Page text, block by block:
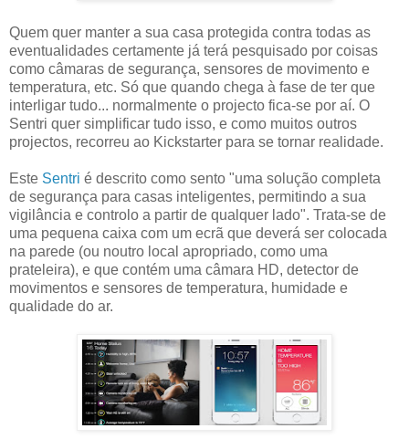
Quem quer manter a sua casa protegida contra todas as
eventualidades certamente já terá pesquisado por coisas
como câmaras de segurança, sensores de movimento e
temperatura, etc. Só que quando chega à fase de ter que
interligar tudo... normalmente o projecto fica-se por aí. O
Sentri quer simplificar tudo isso, e como muitos outros
projectos, recorreu ao Kickstarter para se tornar realidade.
Este Sentri é descrito como sento "uma solução completa
de segurança para casas inteligentes, permitindo a sua
vigilância e controlo a partir de qualquer lado". Trata-se de
uma pequena caixa com um ecrã que deverá ser colocada
na parede (ou noutro local apropriado, como uma
prateleira), e que contém uma câmara HD, detector de
movimentos e sensores de temperatura, humidade e
qualidade do ar.